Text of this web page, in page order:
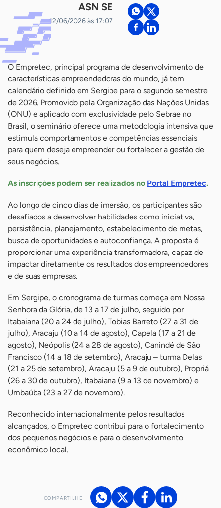
ASN SE
12/06/2026 às 17:07
O Empretec, principal programa de desenvolvimento de
características empreendedoras do mundo, já tem
calendário definido em Sergipe para o segundo semestre
de 2026. Promovido pela Organização das Nações Unidas
(ONU) e aplicado com exclusividade pelo Sebrae no
Brasil, o seminário oferece uma metodologia intensiva que
estimula comportamentos e competências essenciais
para quem deseja empreender ou fortalecer a gestão de
seus negócios.
As inscrições podem ser realizados no Portal Empretec.
Ao longo de cinco dias de imersão, os participantes são
desafiados a desenvolver habilidades como iniciativa,
persistência, planejamento, estabelecimento de metas,
busca de oportunidades e autoconfiança. A proposta é
proporcionar uma experiência transformadora, capaz de
impactar diretamente os resultados dos empreendedores
e de suas empresas.
Em Sergipe, o cronograma de turmas começa em Nossa
Senhora da Glória, de 13 a 17 de julho, seguido por
Itabaiana (20 a 24 de julho), Tobias Barreto (27 a 31 de
julho), Aracaju (10 a 14 de agosto), Capela (17 a 21 de
agosto), Neópolis (24 a 28 de agosto), Canindé de São
Francisco (14 a 18 de setembro), Aracaju – turma Delas
(21 a 25 de setembro), Aracaju (5 a 9 de outubro), Propriá
(26 a 30 de outubro), Itabaiana (9 a 13 de novembro) e
Umbaúba (23 a 27 de novembro).
Reconhecido internacionalmente pelos resultados
alcançados, o Empretec contribui para o fortalecimento
dos pequenos negócios e para o desenvolvimento
econômico local.
COMPARTILHE